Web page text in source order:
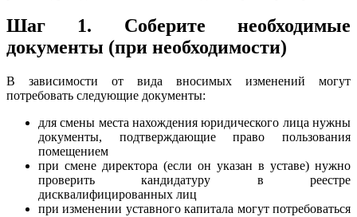
Шаг 1. Соберите необходимые
документы (при необходимости)
В зависимости от вида вносимых изменений могут
потребовать следующие документы:
для смены места нахождения юридического лица нужны
документы, подтверждающие право пользования
помещением
при смене директора (если он указан в уставе) нужно
проверить кандидатуру в реестре
дисквалифицированных лиц
при изменении уставного капитала могут потребоваться